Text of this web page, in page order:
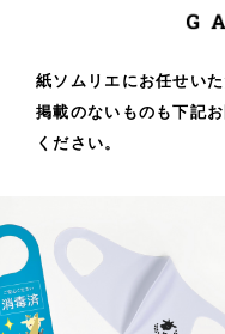
紙ソムリエにお任せい
掲載のないものも下記
ください。